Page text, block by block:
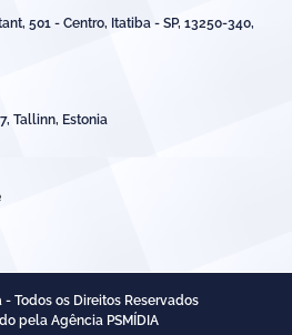
501 - Centro, Itatiba - SP, 13250-340,
Tallinn, Estonia
Todos os Direitos Reservados
pela Agência PSMÍDIA